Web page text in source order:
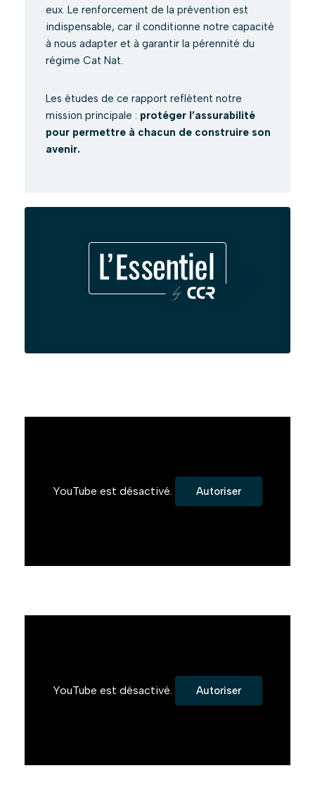
eux. Le renforcement de la prévention est
indispensable, car il conditionne notre capacité
à nous adapter et à garantir la pérennité du
régime Cat Nat.
Les études de ce rapport reflètent notre
mission principale : protéger l’assurabilité
pour permettre à chacun de construire son
avenir.
YouTube est désactivé. Autoriser
YouTube est désactivé. Autoriser